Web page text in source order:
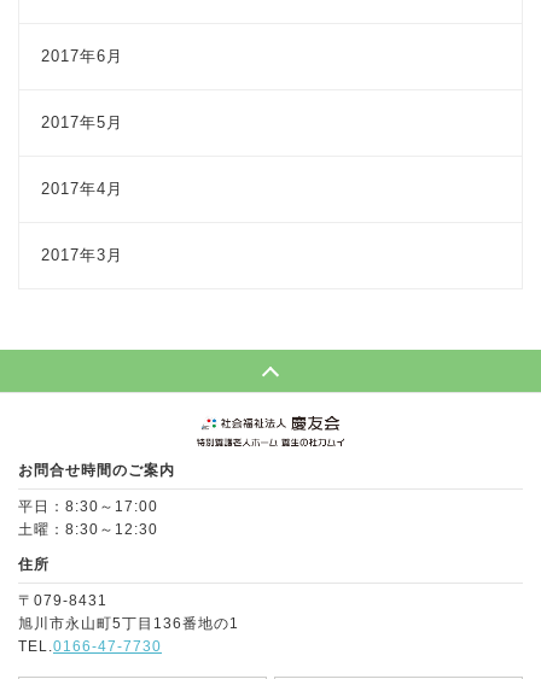
2017年6月
2017年5月
2017年4月
2017年3月
お問合せ時間のご案内
平日：8:30～17:00
土曜：8:30～12:30
住所
〒079-8431
旭川市永山町5丁目136番地の1
TEL.0166-47-7730